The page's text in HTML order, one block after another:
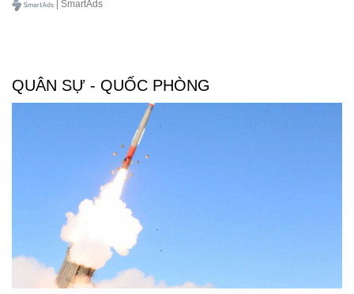
| SmartAds
QUÂN SỰ - QUỐC PHÒNG